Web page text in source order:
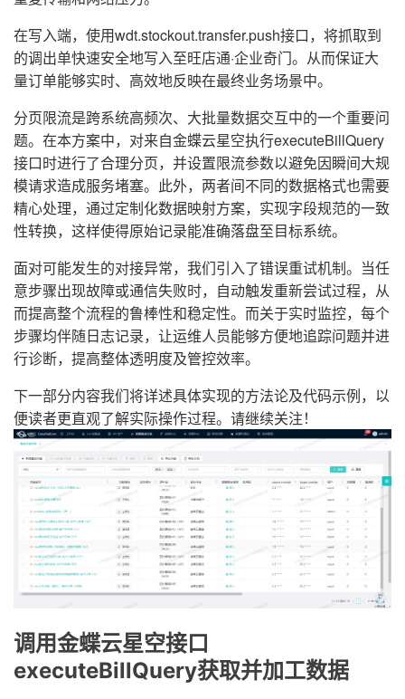
在写入端，使用wdt.stockout.transfer.push接口，将抓取到
的调出单快速安全地写入至旺店通·企业奇门。从而保证大
量订单能够实时、高效地反映在最终业务场景中。
分页限流是跨系统高频次、大批量数据交互中的一个重要问
题。在本方案中，对来自金蝶云星空执行executeBillQuery
接口时进行了合理分页，并设置限流参数以避免因瞬间大规
模请求造成服务堵塞。此外，两者间不同的数据格式也需要
精心处理，通过定制化数据映射方案，实现字段规范的一致
性转换，这样使得原始记录能准确落盘至目标系统。
面对可能发生的对接异常，我们引入了错误重试机制。当任
意步骤出现故障或通信失败时，自动触发重新尝试过程，从
而提高整个流程的鲁棒性和稳定性。而关于实时监控，每个
步骤均伴随日志记录，让运维人员能够方便地追踪问题并进
行诊断，提高整体透明度及管控效率。
下一部分内容我们将详述具体实现的方法论及代码示例，以
便读者更直观了解实际操作过程。请继续关注！
调用金蝶云星空接口
executeBillQuery获取并加工数据